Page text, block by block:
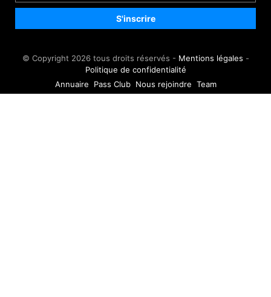
© Copyright 2026 tous droits réservés - Mentions légales -
Politique de confidentialité
Annuaire
Pass Club Nous rejoindre Team